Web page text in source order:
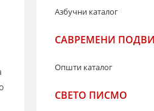
Азбучни каталог
САВРЕМЕНИ
Општи каталог
СВЕТО ПИСМО